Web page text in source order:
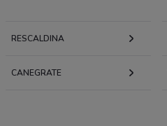
RESCALDINA
CANEGRATE